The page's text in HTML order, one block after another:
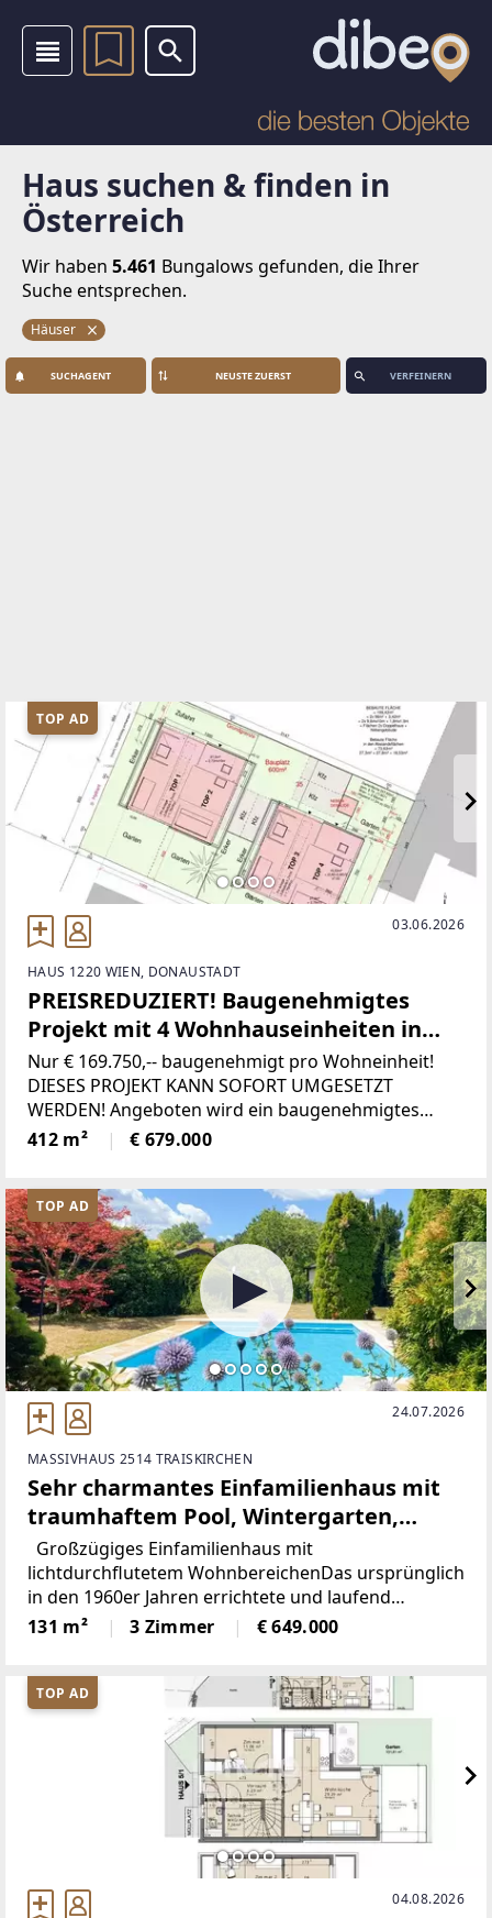
Haus suchen & finden in
Österreich
Wir haben 5.461 Bungalows gefunden, die Ihrer
Suche entsprechen.
Häuser
SUCHAGENT VERFEINERN
TOP AD
03.06.2026
HAUS 1220 WIEN, DONAUSTADT
PREISREDUZIERT! Baugenehmigtes
Projekt mit 4 Wohnhauseinheiten in
absolut ruhiger grüner Wohnlage
Nur € 169.750,-- baugenehmigt pro Wohneinheit!
DIESES PROJEKT KANN SOFORT UMGESETZT
WERDEN! Angeboten wird ein baugenehmigtes
Bauprojekt mit 4 Familienwohneinheiten. Zwei
Doppelhäuser mit je 3 Geschoßebenen mit
Eigengärten, Terrassen und
412 m² € 679.000
TOP AD
24.07.2026
MASSIVHAUS 2514 TRAISKIRCHEN
Sehr charmantes Einfamilienhaus mit
traumhaftem Pool, Wintergarten,
großem Carport und Garten mit
einigen Extras
Großzügiges Einfamilienhaus mit
lichtdurchflutetem WohnbereichenDas ursprünglich
in den 1960er Jahren errichtete und laufend
renovierte Haus überzeugt durch sein großzügiges
Raumangebot und zahlreiche Modernisierungen
131 m² 3 Zimmer € 649.000
TOP AD
04.08.2026